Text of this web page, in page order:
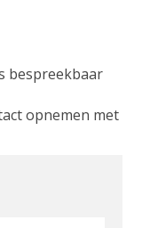
bespreekbaar
opnemen met